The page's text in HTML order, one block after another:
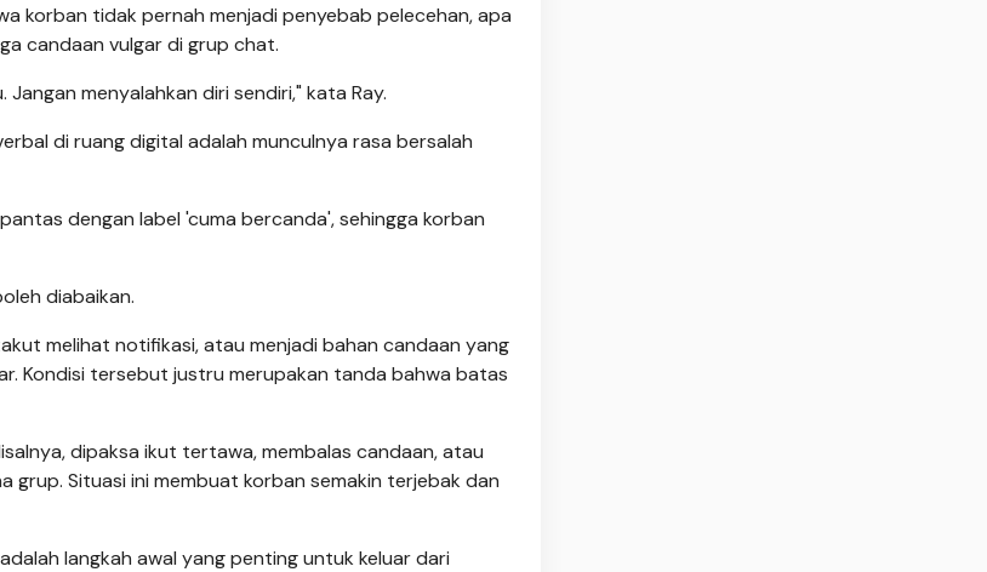
korban tidak pernah menjadi penyebab pelecehan, apa
candaan vulgar di grup chat.
menyalahkan diri sendiri," kata Ray.
di ruang digital adalah munculnya rasa bersalah
dengan label 'cuma bercanda', sehingga korban
diabaikan.
melihat notifikasi, atau menjadi bahan candaan yang
Kondisi tersebut justru merupakan tanda bahwa batas
dipaksa ikut tertawa, membalas candaan, atau
grup. Situasi ini membuat korban semakin terjebak dan
langkah awal yang penting untuk keluar dari